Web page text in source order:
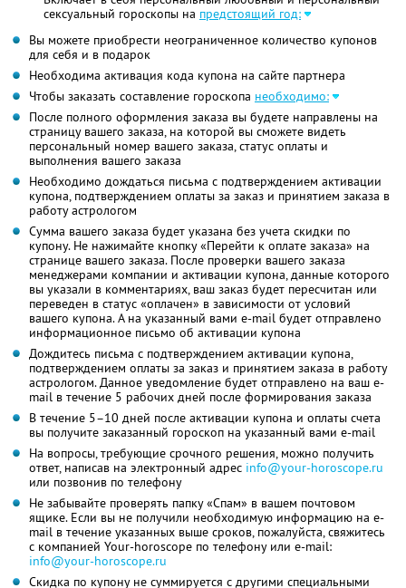
сексуальный гороскопы на предстоящий год:
Вы можете приобрести неограниченное количество купонов
для себя и в подарок
Необходима активация кода купона на сайте партнера
Чтобы заказать составление гороскопа необходимо:
После полного оформления заказа вы будете направлены на
страницу вашего заказа, на которой вы сможете видеть
персональный номер вашего заказа, статус оплаты и
выполнения вашего заказа
Необходимо дождаться письма с подтверждением активации
купона, подтверждением оплаты за заказ и принятием заказа в
работу астрологом
Сумма вашего заказа будет указана без учета скидки по
купону. Не нажимайте кнопку «Перейти к оплате заказа» на
странице вашего заказа. После проверки вашего заказа
менеджерами компании и активации купона, данные которого
вы указали в комментариях, ваш заказ будет пересчитан или
переведен в статус «оплачен» в зависимости от условий
вашего купона. А на указанный вами e-mail будет отправлено
информационное письмо об активации купона
Дождитесь письма с подтверждением активации купона,
подтверждением оплаты за заказ и принятием заказа в работу
астрологом. Данное уведомление будет отправлено на ваш e-
mail в течение 5 рабочих дней после формирования заказа
В течение 5–10 дней после активации купона и оплаты счета
вы получите заказанный гороскоп на указанный вами e-mail
На вопросы, требующие срочного решения, можно получить
ответ, написав на электронный адрес info@your-horoscope.ru
или позвонив по телефону
Не забывайте проверять папку «Спам» в вашем почтовом
ящике. Если вы не получили необходимую информацию на e-
mail в течение указанных выше сроков, пожалуйста, свяжитесь
с компанией Your-horoscope по телефону или e-mail:
info@your-horoscope.ru
Скидка по купону не суммируется с другими специальными